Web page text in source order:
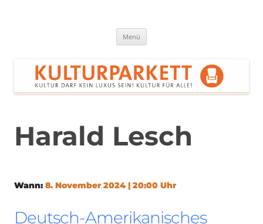
Menü
Harald Lesch
Wann: 8. November 2024 | 20:00 Uhr
Deutsch-Amerikanisches